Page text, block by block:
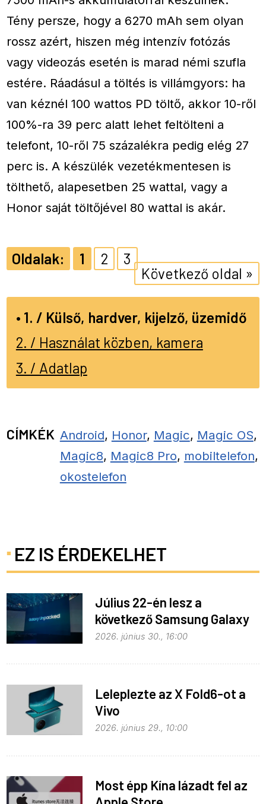
Tény persze, hogy a 6270 mAh sem olyan
rossz azért, hiszen még intenzív fotózás
vagy videozás esetén is marad némi szufla
estére. Ráadásul a töltés is villámgyors: ha
van kéznél 100 wattos PD töltő, akkor 10-ről
100%-ra 39 perc alatt lehet feltölteni a
telefont, 10-ről 75 százalékra pedig elég 27
perc is. A készülék vezetékmentesen is
tölthető, alapesetben 25 wattal, vagy a
Honor saját töltőjével 80 wattal is akár.
1 2
3
Következő oldal »
1. / Külső, hardver, kijelző, üzemidő
2. / Használat közben, kamera
3. / Adatlap
CÍMKÉK Android, Honor, Magic, Magic OS,
Magic8, Magic8 Pro, mobiltelefon,
okostelefon
EZ IS ÉRDEKELHET
Július 22-én lesz a
következő Samsung Galaxy
Unpacked – ez várható
2026. június 30., 16:00
Leleplezte az X Fold6-ot a
Vivo
2026. június 29., 10:00
Most épp Kína lázadt fel az